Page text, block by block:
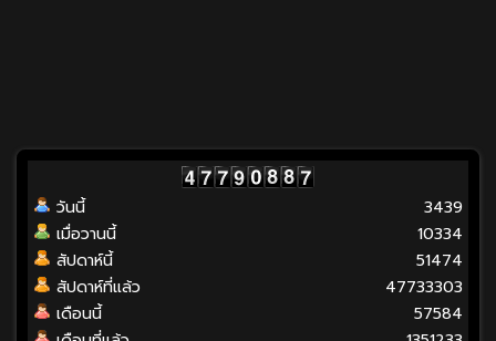
วันนี้
เมื่อวานนี้
สัปดาห์นี้
สัปดาห์ที่แล้ว
เดือนนี้
3439
10334
51474
47733303
57584